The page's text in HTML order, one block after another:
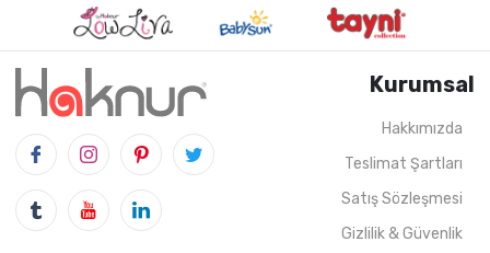
Kurumsal
Hakkımızda
Teslimat Şartları
Satış Sözleşmesi
Gizlilik & Güvenlik